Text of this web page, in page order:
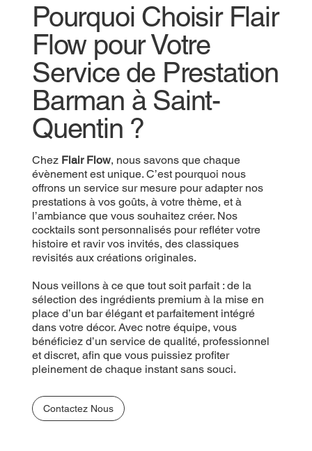
Pourquoi Choisir Flair
Flow pour Votre
Service de Prestation
Barman à Saint-
Quentin ?
Chez Flair Flow, nous savons que chaque
évènement est unique. C’est pourquoi nous
offrons un service sur mesure pour adapter nos
prestations à vos goûts, à votre thème, et à
l’ambiance que vous souhaitez créer. Nos
cocktails sont personnalisés pour refléter votre
histoire et ravir vos invités, des classiques
revisités aux créations originales.
Nous veillons à ce que tout soit parfait : de la
sélection des ingrédients premium à la mise en
place d’un bar élégant et parfaitement intégré
dans votre décor. Avec notre équipe, vous
bénéficiez d’un service de qualité, professionnel
et discret, afin que vous puissiez profiter
pleinement de chaque instant sans souci.
Contactez Nous